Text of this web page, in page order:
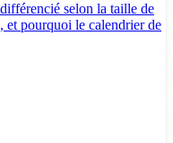
selon la taille de
et pourquoi le calendrier de